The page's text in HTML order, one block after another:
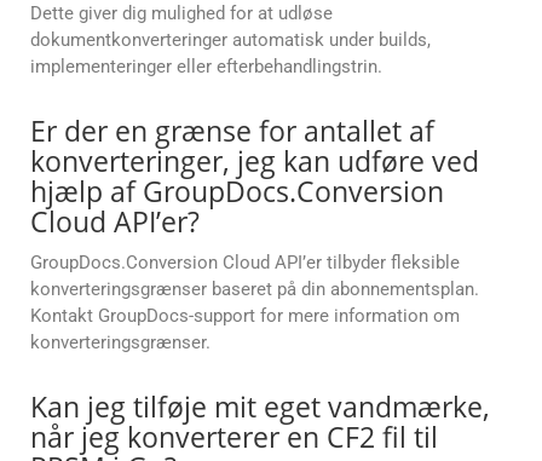
Dette giver dig mulighed for at udløse
dokumentkonverteringer automatisk under builds,
implementeringer eller efterbehandlingstrin.
Er der en grænse for antallet af
konverteringer, jeg kan udføre ved
hjælp af GroupDocs.Conversion
Cloud API’er?
GroupDocs.Conversion Cloud API’er tilbyder fleksible
konverteringsgrænser baseret på din abonnementsplan.
Kontakt GroupDocs-support for mere information om
konverteringsgrænser.
Kan jeg tilføje mit eget vandmærke,
når jeg konverterer en CF2 fil til